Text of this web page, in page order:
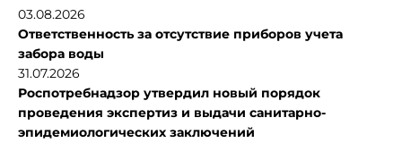
03.08.2026
Ответственность за отсутствие приборов учета
забора воды
31.07.2026
Роспотребнадзор утвердил новый порядок
проведения экспертиз и выдачи санитарно-
эпидемиологических заключений